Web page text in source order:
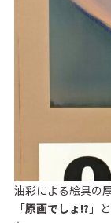
油彩による絵具の
「原画でしょ!? 」